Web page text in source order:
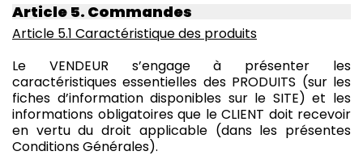
Article 5. Commandes
Article 5.1 Caractéristique des produits
Le VENDEUR s’engage à présenter les
caractéristiques essentielles des PRODUITS (sur les
fiches d’information disponibles sur le SITE) et les
informations obligatoires que le CLIENT doit recevoir
en vertu du droit applicable (dans les présentes
Conditions Générales).